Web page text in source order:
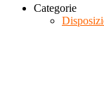
Categorie